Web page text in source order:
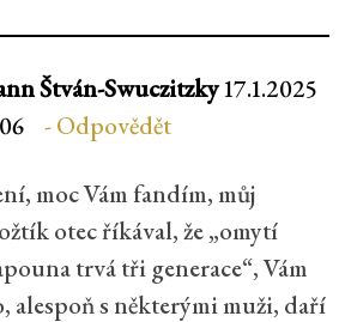
Štván-Swuczitzky17.1.2025
Odpovědět
moc Vám fandím, můj
otec říkával, že „omytí
trvá tři generace“, Vám
alespoň s některými muži, daří